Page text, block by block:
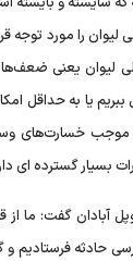
را مورد توجه
لیوان یعنی ضعف‌ها
ببریم یا به حداقل
موجب خسارت‌های
بسیار گسترده ای
آبادان گفت: ما
حادثه فرستادیم